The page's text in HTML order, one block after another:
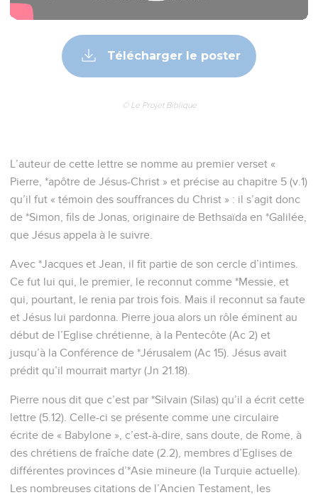
Télécharger le poster
© Le Projet Biblique
L’auteur de cette lettre se nomme au premier verset «
Pierre, *apôtre de Jésus-Christ » et précise au chapitre 5 (v.1)
qu’il fut « témoin des souffrances du Christ » : il s’agit donc
de *Simon, fils de Jonas, originaire de Bethsaïda en *Galilée,
que Jésus appela à le suivre.
Avec *Jacques et Jean, il fit partie de son cercle d’intimes.
Ce fut lui qui, le premier, le reconnut comme *Messie, et
qui, pourtant, le renia par trois fois. Mais il reconnut sa faute
et Jésus lui pardonna. Pierre joua alors un rôle éminent au
début de l’Eglise chrétienne, à la Pentecôte (Ac 2) et
jusqu’à la Conférence de *Jérusalem (Ac 15). Jésus avait
prédit qu’il mourrait martyr (Jn 21.18).
Pierre nous dit que c’est par *Silvain (Silas) qu’il a écrit cette
lettre (5.12). Celle-ci se présente comme une circulaire
écrite de « Babylone », c’est-à-dire, sans doute, de Rome, à
des chrétiens de fraîche date (2.2), membres d’Eglises de
différentes provinces d’*Asie mineure (la Turquie actuelle).
Les nombreuses citations de l’Ancien Testament, les